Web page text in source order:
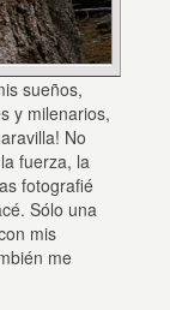
sueños,
y milenarios,
No
fuerza, la
fotografié
Sólo una
mis
me